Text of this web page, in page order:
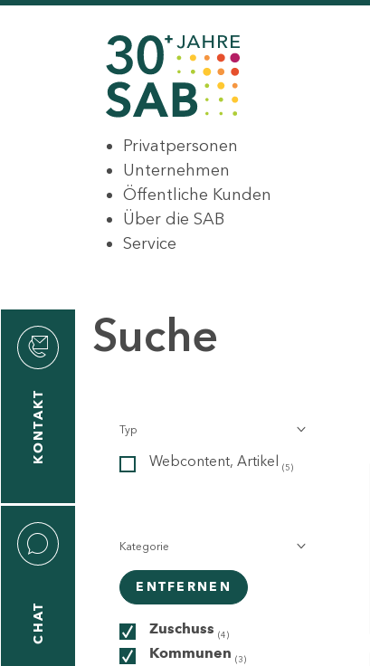
Privatpersonen
Unternehmen
Öffentliche Kunden
Über die SAB
Service
KONTAKT
CHAT
Suche
Typ
Webcontent, Artikel (5)
Kategorie
ENTFERNEN
Zuschuss (4)
Kommunen (3)